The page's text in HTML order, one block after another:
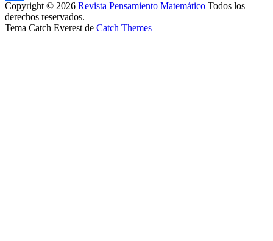
Compartir
Copyright © 2026 Revista Pensamiento Matemático Todos los
derechos reservados.
Tema Catch Everest de Catch Themes